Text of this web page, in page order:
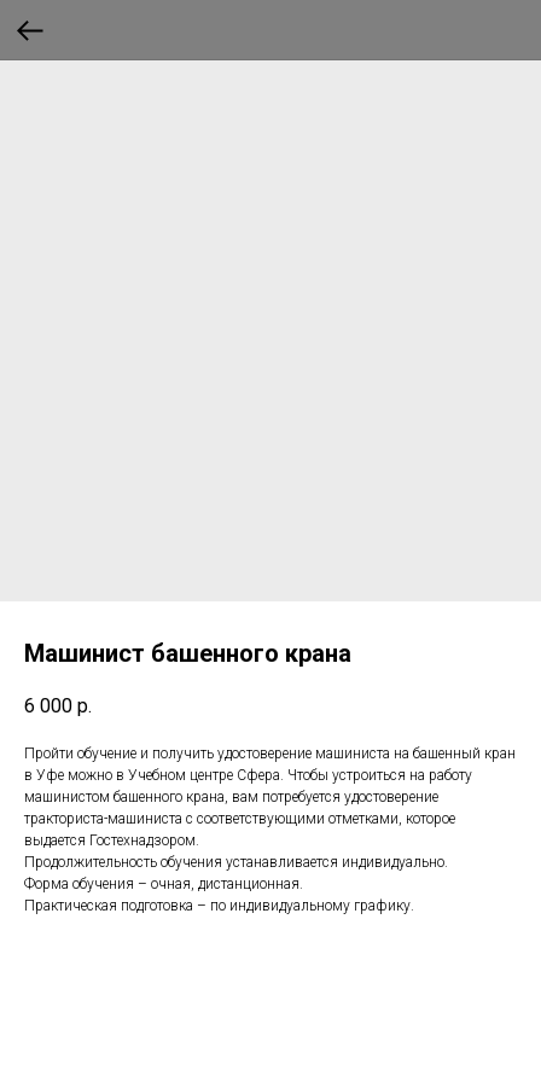
Машинист башенного крана
6 000 р.
Пройти обучение и получить удостоверение машиниста на башенный кран
в Уфе можно в Учебном центре Сфера. Чтобы устроиться на работу
машинистом башенного крана, вам потребуется удостоверение
тракториста-машиниста с соответствующими отметками, которое
выдается Гостехнадзором.
Продолжительность обучения устанавливается индивидуально.
Форма обучения – очная, дистанционная.
Практическая подготовка – по индивидуальному графику.